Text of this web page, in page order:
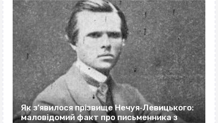
Як з’явилося прізвище Нечуя‐Левицького:
маловідомий факт про письменника з